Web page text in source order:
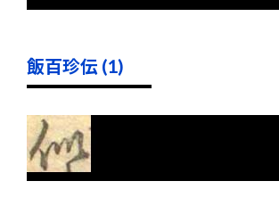
飯百珍伝 (1)